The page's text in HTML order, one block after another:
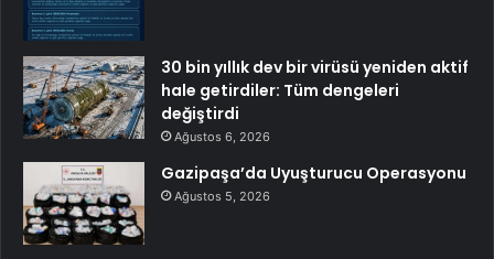
30 bin yıllık dev bir virüsü yeniden aktif
hale getirdiler: Tüm dengeleri
değiştirdi
Ağustos 6, 2026
Gazipaşa’da Uyuşturucu Operasyonu
Ağustos 5, 2026